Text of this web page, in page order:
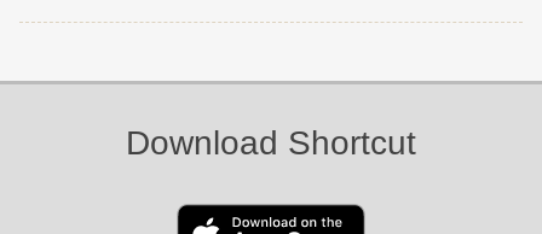
Download Shortcut